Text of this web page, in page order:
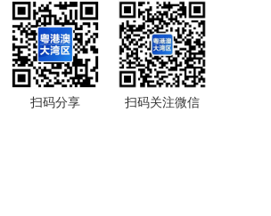
扫码分享 扫码关注微信